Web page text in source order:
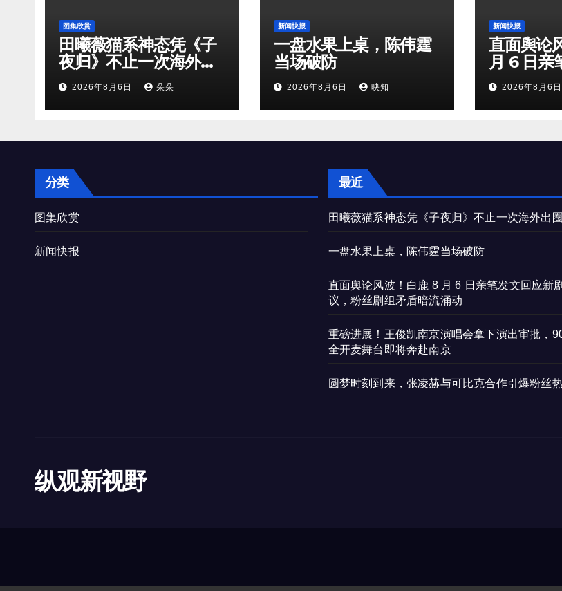
图集欣赏
田曦薇猫系神态凭《子
夜归》不止一次海外出
圈！
2026年8月6日 朵朵
新闻快报
一盘水果上桌，陈伟霆
当场破防
2026年8月6日 映知
新闻快报
直面舆论
月 6 日亲
剧加戏争
矛盾暗流
2026年8月6日
分类
图集欣赏
新闻快报
最近
田曦薇猫系神态凭《子夜归》不止一次海外出圈
一盘水果上桌，陈伟霆当场破防
直面舆论风波！白鹿 8 月 6 日亲笔发文回应新
议，粉丝剧组矛盾暗流涌动
重磅进展！王俊凯南京演唱会拿下演出审批，
全开麦舞台即将奔赴南京
圆梦时刻到来，张凌赫与可比克合作引爆粉丝
纵观新视野